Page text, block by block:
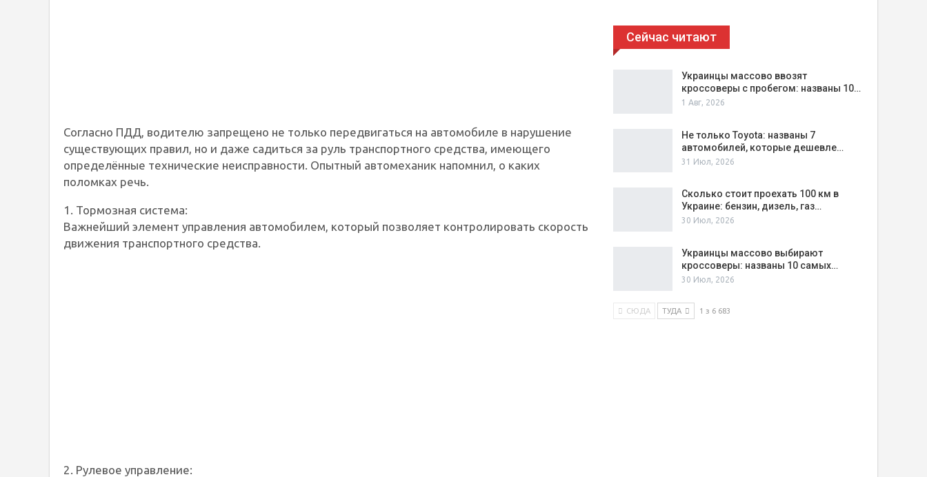
Согласно ПДД, водителю запрещено не только передвигаться на автомобиле в нарушение
существующих правил, но и даже садиться за руль транспортного средства, имеющего
определённые технические неисправности. Опытный автомеханик напомнил, о каких
поломках речь.
1. Тормозная система:
Важнейший элемент управления автомобилем, который позволяет контролировать скорость
движения транспортного средства.
2. Рулевое управление:
Сейчас читают
Украинцы массово ввозят
кроссоверы с пробегом: названы 10…
1 Авг, 2026
Не только Toyota: названы 7
автомобилей, которые дешевле…
31 Июл, 2026
Сколько стоит проехать 100 км в
Украине: бензин, дизель, газ…
30 Июл, 2026
Украинцы массово выбирают
кроссоверы: названы 10 самых…
30 Июл, 2026
СЮДА ТУДА 1 з 6 683